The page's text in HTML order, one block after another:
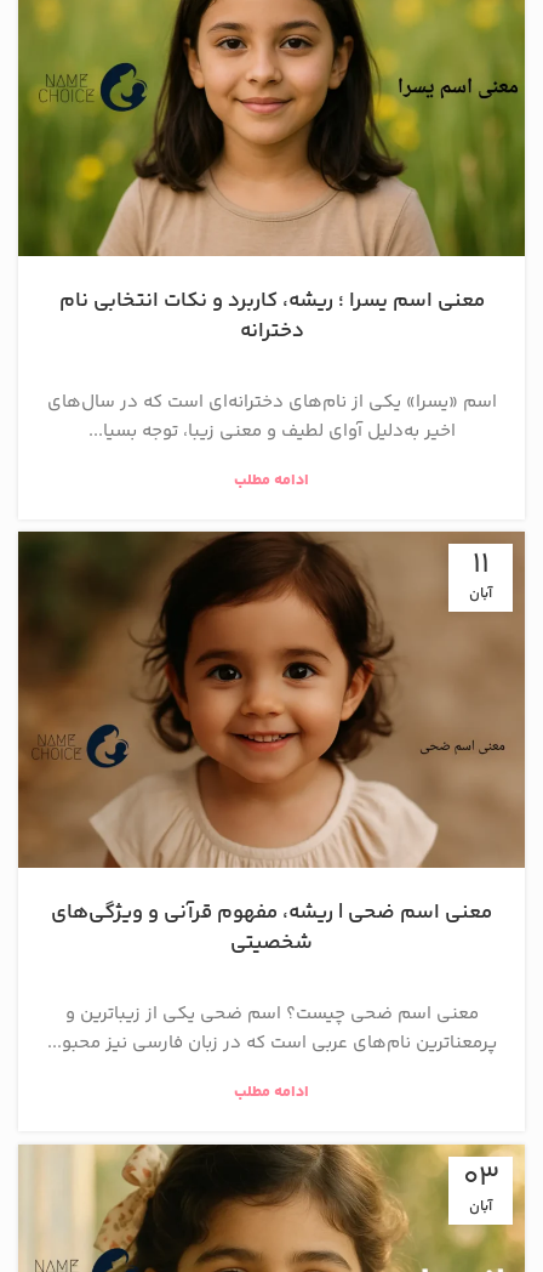
معنی اسم یسرا ؛ ریشه، کاربرد و نکات انتخابی نام
دخترانه
اسم «یسرا» یکی از نام‌های دخترانه‌ای است که در سال‌های
اخیر به‌دلیل آوای لطیف و معنی زیبا، توجه بسیا...
ادامه مطلب
11
آبان
معنی اسم ضحی | ریشه، مفهوم قرآنی و ویژگی‌های
شخصیتی
معنی اسم ضحی چیست؟ اسم ضحی یکی از زیباترین و
پرمعنا‌ترین نام‌های عربی است که در زبان فارسی نیز محبو...
ادامه مطلب
03
آبان